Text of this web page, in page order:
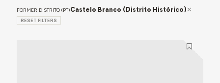
FORMER DISTRITO (PT)Castelo Branco (Distrito Histórico)
RESET FILTERS